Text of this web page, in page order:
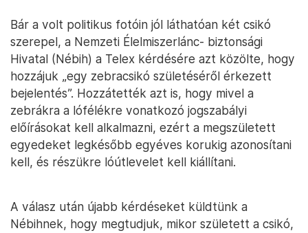
Bár a volt politikus fotóin jól láthatóan két csikó
szerepel, a Nemzeti Élelmiszerlánc- biztonsági
Hivatal (Nébih) a Telex kérdésére azt közölte, hogy
hozzájuk „egy zebracsikó születéséről érkezett
bejelentés”. Hozzátették azt is, hogy mivel a
zebrákra a lófélékre vonatkozó jogszabályi
előírásokat kell alkalmazni, ezért a megszületett
egyedeket legkésőbb egyéves korukig azonosítani
kell, és részükre lóútlevelet kell kiállítani.
A válasz után újabb kérdéseket küldtünk a
Nébihnek, hogy megtudjuk, mikor született a csikó,